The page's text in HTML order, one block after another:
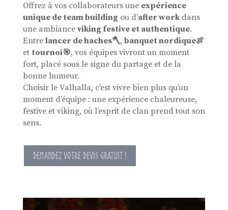
Offrez à vos collaborateurs une expérience
unique de team building ou d’after workdans
une ambiance viking festive et authentique.
Entre lancer de haches🪓, banquet nordique🍖
et tournoi🎯, vos équipes vivront un moment
fort, placé sous le signe du partage et de la
bonne humeur.
Choisir le Valhalla, c’est vivre bien plus qu’un
moment d’équipe : une expérience chaleureuse,
festive et viking, où l’esprit de clan prend tout son
sens.
DEMANDEZ VOTRE DEVIS GRATUIT !